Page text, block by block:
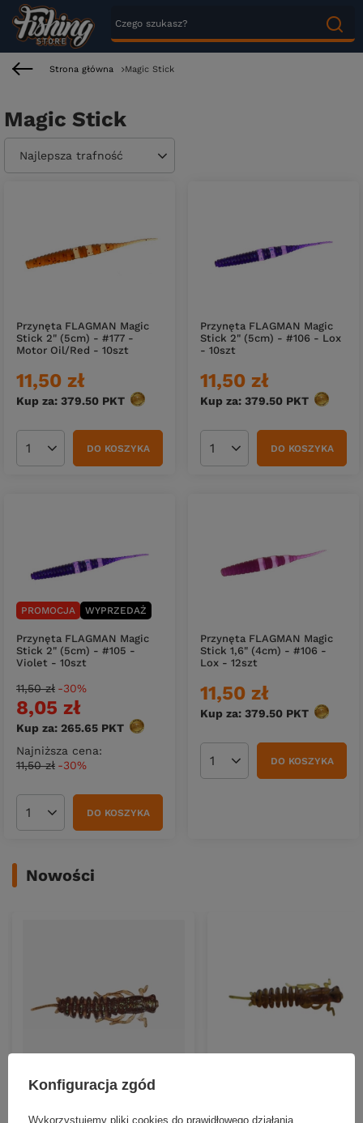
Strona główna Magic Stick
Magic Stick
Zmień sortowanie
Najlepsza trafność
Przynęta FLAGMAN Magic
Stick 2" (5cm) - #177 -
Motor Oil/Red - 10szt
11,50 zł
Kup za: 379.50 PKT punktów
Ilość produktówDO KOSZYKA
Przynęta FLAGMAN Magic
Stick 2" (5cm) - #106 - Lox
- 10szt
11,50 zł
Kup za: 379.50 PKT punktów
Ilość produktówDO KOSZYKA
PROMOCJA WYPRZEDAŻ
Przynęta FLAGMAN Magic
Stick 2" (5cm) - #105 -
Violet - 10szt
8,05 zł
Kup za: 265.65 PKT punktów
Najniższa cena:
11,50 zł -30%
11,50 zł -30%
Ilość produktówDO KOSZYKA
Przynęta FLAGMAN Magic
Stick 1,6" (4cm) - #106 -
Lox - 12szt
11,50 zł
Kup za: 379.50 PKT punktów
Ilość produktówDO KOSZYKA
Nowości
Gumy Water King Larwa 5,5cm |
Konfiguracja zgód
Wykorzystujemy pliki cookies do prawidłowego działania